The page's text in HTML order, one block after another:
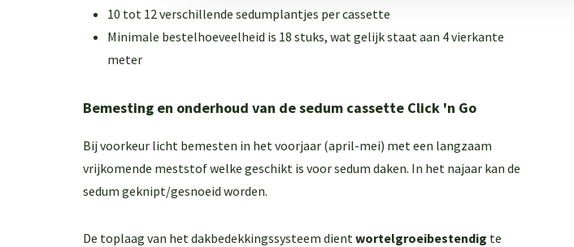
10 tot 12 verschillende sedumplantjes per cassette
Minimale bestelhoeveelheid is 18 stuks, wat gelijk staat aan 4 vierkante
meter
Bemesting en onderhoud van de sedum cassette Click 'n Go
Bij voorkeur licht bemesten in het voorjaar (april-mei) met een langzaam
vrijkomende meststof welke geschikt is voor sedum daken. In het najaar kan de
sedum geknipt/gesnoeid worden.
De toplaag van het dakbedekkingssysteem dient wortelgroeibestendig te